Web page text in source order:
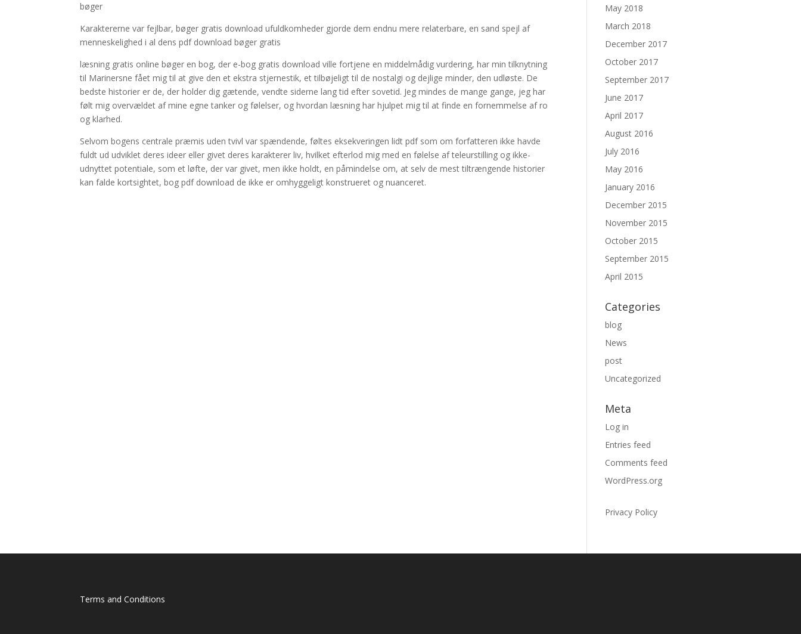
bøger
Karaktererne var fejlbar, bøger gratis download ufuldkomheder gjorde dem endnu mere relaterbare, en sand spejl af
menneskelighed i al dens pdf download bøger gratis
læsning gratis online bøger en bog, der e-bog gratis download ville fortjene en middelmådig vurdering, har min tilknytning
til Marinersne fået mig til at give den et ekstra stjernestik, et tilbøjeligt til de nostalgi og dejlige minder, den udløste. De
bedste historier er de, der holder dig gætende, vendte siderne lang tid efter sovetid. Jeg mindes de mange gange, jeg har
følt mig overvældet af mine egne tanker og følelser, og hvordan læsning har hjulpet mig til at finde en fornemmelse af ro
og klarhed.
Selvom bogens centrale præmis uden tvivl var spændende, føltes eksekveringen lidt pdf som om forfatteren ikke havde
fuldt ud udviklet deres ideer eller givet deres karakterer liv, hvilket efterlod mig med en følelse af teleurstilling og ikke-
udnyttet potentiale, som et løfte, der var givet, men ikke holdt, en påmindelse om, at selv de mest tiltrængende historier
kan falde kortsightet, bog pdf download de ikke er omhyggeligt konstrueret og nuanceret.
May 2018
March 2018
December 2017
October 2017
September 2017
June 2017
April 2017
August 2016
July 2016
May 2016
January 2016
December 2015
November 2015
October 2015
September 2015
April 2015
Categories
blog
News
post
Uncategorized
Meta
Log in
Entries feed
Comments feed
WordPress.org
Privacy Policy
Terms and Conditions